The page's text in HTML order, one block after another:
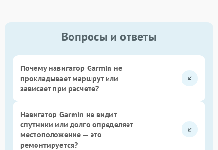
Вопросы и ответы
Почему навигатор Garmin не
прокладывает маршрут или
зависает при расчете?
Навигатор Garmin не видит
спутники или долго определяет
местоположение — это
ремонтируется?